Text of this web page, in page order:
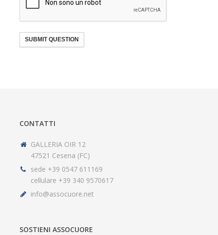
SUBMIT QUESTION
CONTATTI
GALLERIA OIR 12
47521 Cesena (FC)
sede +39 0547 611169
cellulare +39 340 9570617
info@assocuore.net
SOSTIENI ASSOCUORE